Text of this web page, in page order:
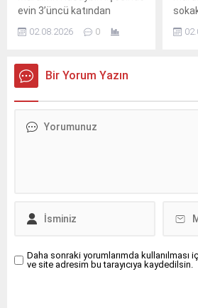
mahsur kalan...
evin 3’üncü katından
düştüğü iddia edilen 23
yaşındaki genç yaşamını
saatlerinde Nusaybin
ilçesine bağlı kırsal
Şahin Kurt (23), henüz
üzerine olay...
02.08.2026 0
olay
Bir Yorum Yazın
Daha sonraki yorumlarımda kullanılması
ve site adresim bu tarayıcıya kaydedilsin.